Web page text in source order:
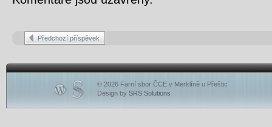
Předchozí příspěvek
© 2026 Farní sbor ČCE v Merklíně u Přeštic
Design by SRS Solutions